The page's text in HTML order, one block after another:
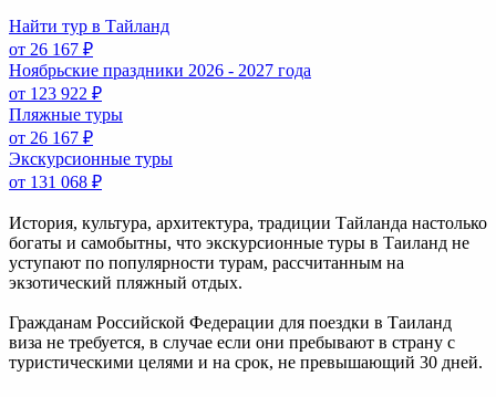
Найти тур в Тайланд
от 26 167 ₽
Ноябрьские праздники 2026 - 2027 года
от 123 922 ₽
Пляжные туры
от 26 167 ₽
Экскурсионные туры
от 131 068 ₽
История, культура, архитектура, традиции Тайланда настолько
богаты и самобытны, что экскурсионные туры в Таиланд не
уступают по популярности турам, рассчитанным на
экзотический пляжный отдых.
Гражданам Российской Федерации для поездки в Таиланд
виза не требуется, в случае если они пребывают в страну с
туристическими целями и на срок, не превышающий 30 дней.